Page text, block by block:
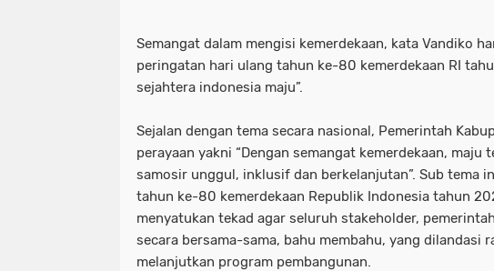
Semangat dalam mengisi kemerdekaan, kata Vandiko
peringatan hari ulang tahun ke-80 kemerdekaan RI
sejahtera indonesia maju”.
Sejalan dengan tema secara nasional, Pemerintah
perayaan yakni “Dengan semangat kemerdekaan,
samosir unggul, inklusif dan berkelanjutan”. Sub tema
tahun ke-80 kemerdekaan Republik Indonesia tahun
menyatukan tekad agar seluruh stakeholder,
secara bersama-sama, bahu membahu, yang dilandasi
melanjutkan program pembangunan.